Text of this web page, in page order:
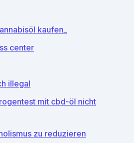
kaufen_
center
illegal
mit cbd-öl nicht
zu reduzieren